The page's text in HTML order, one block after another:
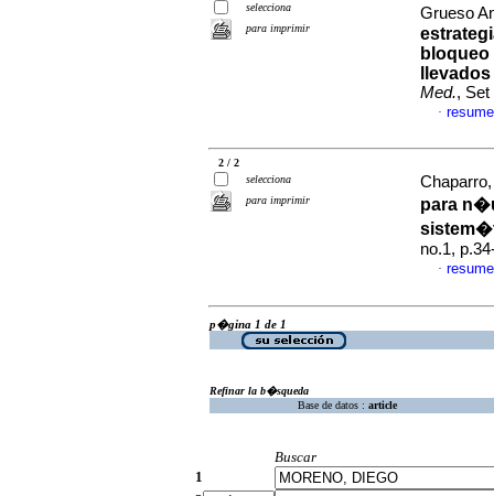
selecciona
para imprimir
Grueso
Med., Set
·
2 / 2
selecciona
para imprimir
para
no.1,
·
p�gina 1 de 1
Refinar la b�squeda
Base de datos : article
Buscar
1